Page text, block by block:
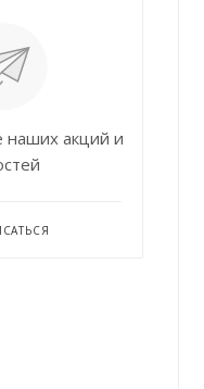
наших акций и